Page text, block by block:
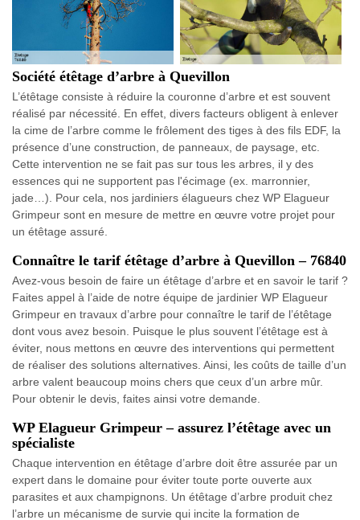
Société étêtage d’arbre à Quevillon
L’étêtage consiste à réduire la couronne d’arbre et est souvent
réalisé par nécessité. En effet, divers facteurs obligent à enlever
la cime de l’arbre comme le frôlement des tiges à des fils EDF, la
présence d’une construction, de panneaux, de paysage, etc.
Cette intervention ne se fait pas sur tous les arbres, il y des
essences qui ne supportent pas l'écimage (ex. marronnier,
jade…). Pour cela, nos jardiniers élagueurs chez WP Elagueur
Grimpeur sont en mesure de mettre en œuvre votre projet pour
un étêtage assuré.
Connaître le tarif étêtage d’arbre à Quevillon – 76840
Avez-vous besoin de faire un étêtage d’arbre et en savoir le tarif ?
Faites appel à l’aide de notre équipe de jardinier WP Elagueur
Grimpeur en travaux d’arbre pour connaître le tarif de l’étêtage
dont vous avez besoin. Puisque le plus souvent l’étêtage est à
éviter, nous mettons en œuvre des interventions qui permettent
de réaliser des solutions alternatives. Ainsi, les coûts de taille d’un
arbre valent beaucoup moins chers que ceux d’un arbre mûr.
Pour obtenir le devis, faites ainsi votre demande.
WP Elagueur Grimpeur – assurez l’étêtage avec un
spécialiste
Chaque intervention en étêtage d’arbre doit être assurée par un
expert dans le domaine pour éviter toute porte ouverte aux
parasites et aux champignons. Un étêtage d’arbre produit chez
l’arbre un mécanisme de survie qui incite la formation de